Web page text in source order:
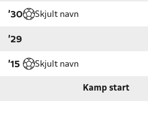
'30 Skjult navn
'29
'15 Skjult navn
Kamp start